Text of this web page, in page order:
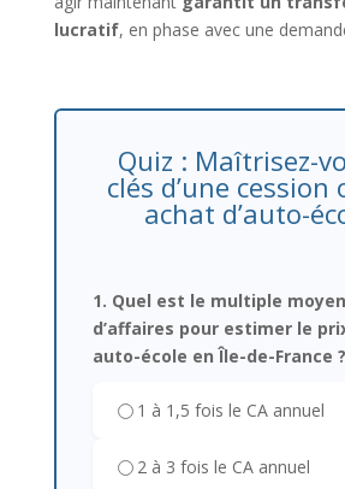
lucratif, en phase avec une
Quiz : Maîtrisez-
clés d’une cession
achat d’auto-
1. Quel est le multiple
d’affaires pour estimer le
auto-école en Île-de-France ?
1 à 1,5 fois le CA annuel
2 à 3 fois le CA annuel